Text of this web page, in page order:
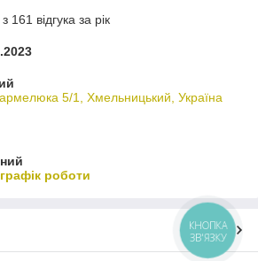
161 відгука за рік
5/1, Хмельницький, Україна
роботи
КНОПКА
ЗВ'ЯЗКУ